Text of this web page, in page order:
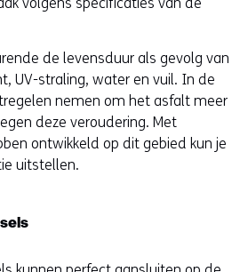
de levensduur als gevolg van
UV-straling, water en vuil. In de
nemen om het asfalt meer
deze veroudering. Met
ontwikkeld op dit gebied kun je
uitstellen.